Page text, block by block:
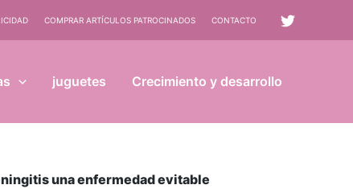
COMPRAR ARTÍCULOS PATROCINADOS CONTACTO
juguetes Crecimiento y desarrollo
una enfermedad evitable